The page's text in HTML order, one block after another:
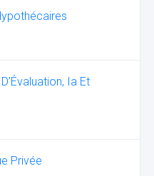
Ia Et
Privée